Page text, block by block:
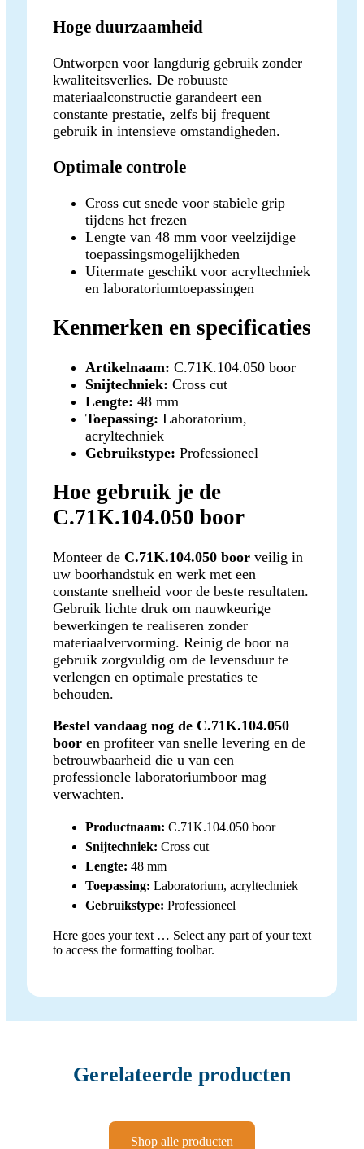
Hoge duurzaamheid
Ontworpen voor langdurig gebruik zonder
kwaliteitsverlies. De robuuste
materiaalconstructie garandeert een
constante prestatie, zelfs bij frequent
gebruik in intensieve omstandigheden.
Optimale controle
Cross cut snede voor stabiele grip
tijdens het frezen
Lengte van 48 mm voor veelzijdige
toepassingsmogelijkheden
Uitermate geschikt voor acryltechniek
en laboratoriumtoepassingen
Kenmerken en specificaties
Artikelnaam: C.71K.104.050 boor
Snijtechniek: Cross cut
Lengte: 48 mm
Toepassing: Laboratorium,
acryltechniek
Gebruikstype: Professioneel
Hoe gebruik je de
C.71K.104.050 boor
Monteer de C.71K.104.050 boor veilig in
uw boorhandstuk en werk met een
constante snelheid voor de beste resultaten.
Gebruik lichte druk om nauwkeurige
bewerkingen te realiseren zonder
materiaalvervorming. Reinig de boor na
gebruik zorgvuldig om de levensduur te
verlengen en optimale prestaties te
behouden.
Bestel vandaag nog de C.71K.104.050
boor en profiteer van snelle levering en de
betrouwbaarheid die u van een
professionele laboratoriumboor mag
verwachten.
Productnaam: C.71K.104.050 boor
Snijtechniek: Cross cut
Lengte: 48 mm
Toepassing: Laboratorium, acryltechniek
Gebruikstype: Professioneel
Here goes your text … Select any part of your text
to access the formatting toolbar.
Gerelateerde producten
Shop alle producten